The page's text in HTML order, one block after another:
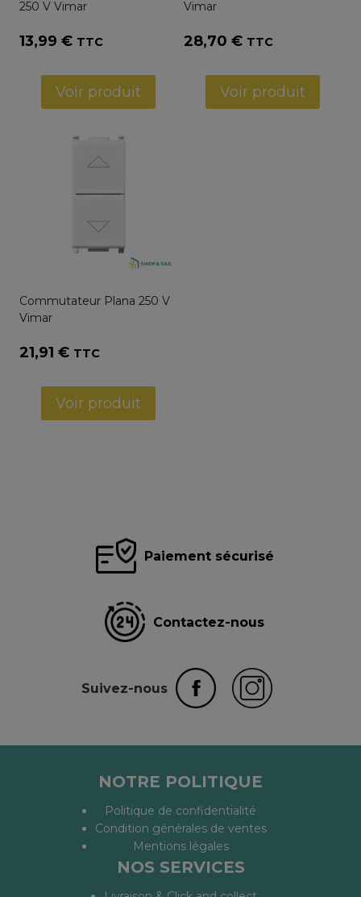
250 V Vimar
13,99 € TTC
Voir produit
Vimar
28,70 € TTC
Voir produit
Commutateur Plana 250 V
Vimar
21,91 € TTC
Voir produit
Paiement sécurisé
Contactez-nous
Suivez-nous
NOTRE POLITIQUE
Politique de confidentialité
Condition générales de ventes
Mentions légales
NOS SERVICES